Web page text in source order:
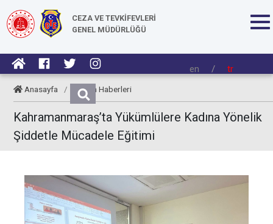
CEZA VE TEVKİFEVLERİ
GENEL MÜDÜRLÜĞÜ
en / tr
Anasayfa / Kurum Haberleri
Kahramanmaraş’ta Yükümlülere Kadına Yönelik
Şiddetle Mücadele Eğitimi